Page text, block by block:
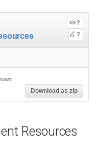
屏保
应用
开源应用
Standard Style
必看讲座
Tips
练习
Scientific Audio
CircuitPython
Ruby 机器学习
Core ML Models
H2O
NLP with Ruby
论文
教育
Cheat Sheet
Datasets
?
?
Download as zip
Resources